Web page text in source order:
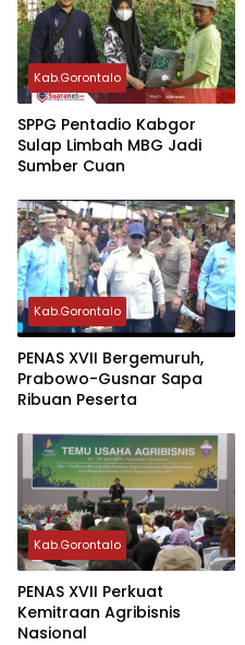
Kab.Gorontalo
‎SPPG Pentadio Kabgor
Sulap Limbah MBG Jadi
Sumber Cuan ‎‎
Kab.Gorontalo
PENAS XVII Bergemuruh,
Prabowo-Gusnar Sapa
Ribuan Peserta
Kab.Gorontalo
PENAS XVII Perkuat
Kemitraan Agribisnis
Nasional